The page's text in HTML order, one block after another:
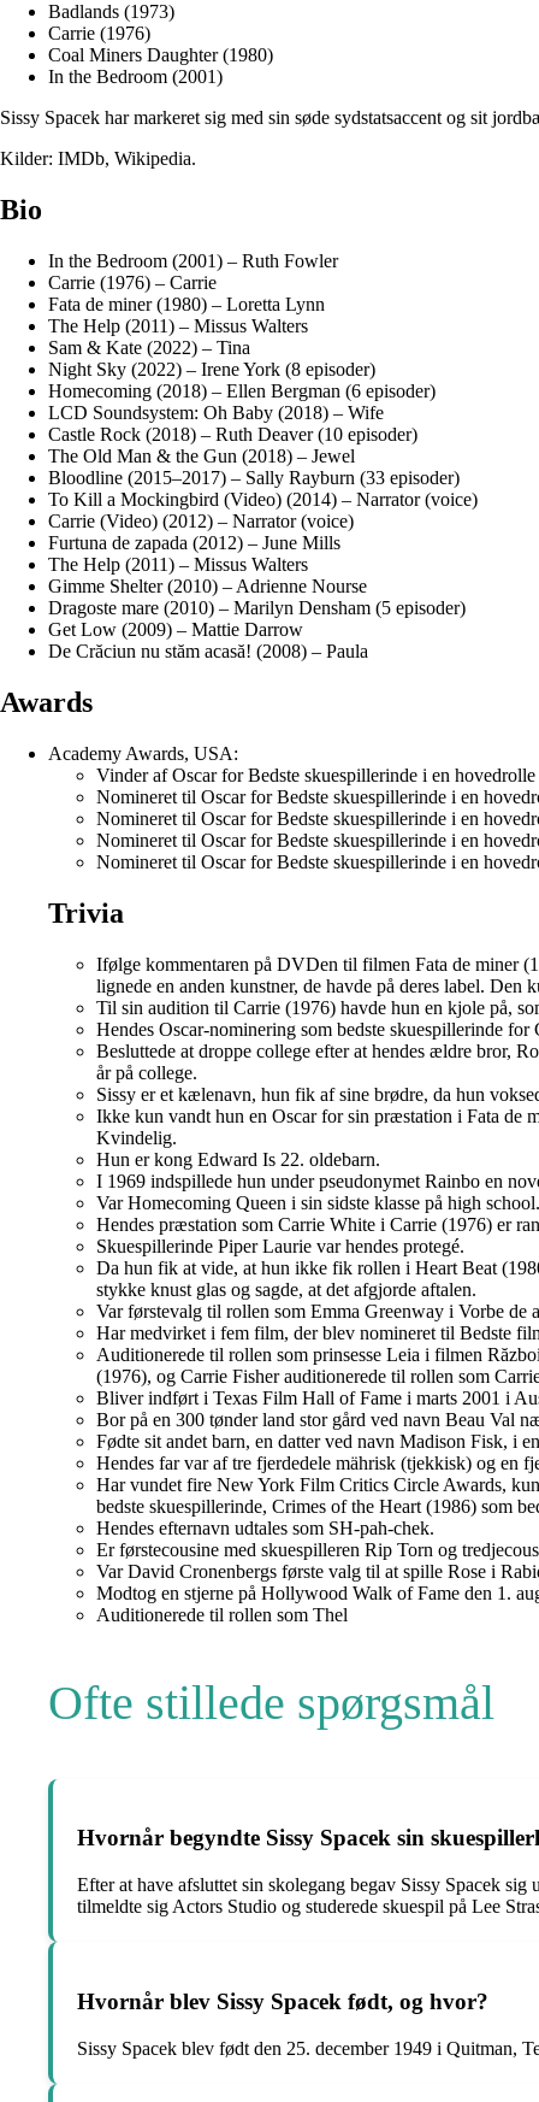
Badlands (1973)
Carrie (1976)
Coal Miners Daughter (1980)
In the Bedroom (2001)
Sissy Spacek har markeret sig med sin søde sydstatsaccent og sit
Kilder: IMDb, Wikipedia.
Bio
In the Bedroom (2001) – Ruth Fowler
Carrie (1976) – Carrie
Fata de miner (1980) – Loretta Lynn
The Help (2011) – Missus Walters
Sam & Kate (2022) – Tina
Night Sky (2022) – Irene York (8 episoder)
Homecoming (2018) – Ellen Bergman (6 episoder)
LCD Soundsystem: Oh Baby (2018) – Wife
Castle Rock (2018) – Ruth Deaver (10 episoder)
The Old Man & the Gun (2018) – Jewel
Bloodline (2015–2017) – Sally Rayburn (33 episoder)
To Kill a Mockingbird (Video) (2014) – Narrator (voice)
Carrie (Video) (2012) – Narrator (voice)
Furtuna de zapada (2012) – June Mills
The Help (2011) – Missus Walters
Gimme Shelter (2010) – Adrienne Nourse
Dragoste mare (2010) – Marilyn Densham (5 episoder)
Get Low (2009) – Mattie Darrow
De Crăciun nu stăm acasă! (2008) – Paula
Awards
Academy Awards, USA:
Vinder af Oscar for Bedste skuespillerinde i en
Nomineret til Oscar for Bedste skuespillerinde i en
Nomineret til Oscar for Bedste skuespillerinde i en
Nomineret til Oscar for Bedste skuespillerinde i en
Nomineret til Oscar for Bedste skuespillerinde i en
Trivia
Ifølge kommentaren på DVDen til filmen Fata de miner
lignede en anden kunstner, de havde på deres label. Den
Til sin audition til Carrie (1976) havde hun en kjole på,
Hendes Oscar-nominering som bedste skuespillerinde
Besluttede at droppe college efter at hendes ældre bror,
år på college.
Sissy er et kælenavn, hun fik af sine brødre, da hun
Ikke kun vandt hun en Oscar for sin præstation i Fata de
Kvindelig.
Hun er kong Edward Is 22. oldebarn.
I 1969 indspillede hun under pseudonymet Rainbo en
Var Homecoming Queen i sin sidste klasse på high school.
Hendes præstation som Carrie White i Carrie (1976) er
Skuespillerinde Piper Laurie var hendes protegé.
Da hun fik at vide, at hun ikke fik rollen i Heart Beat
stykke knust glas og sagde, at det afgjorde aftalen.
Var førstevalg til rollen som Emma Greenway i Vorbe de
Har medvirket i fem film, der blev nomineret til Bedste
Auditionerede til rollen som prinsesse Leia i filmen
(1976), og Carrie Fisher auditionerede til rollen som
Bliver indført i Texas Film Hall of Fame i marts 2001 i
Bor på en 300 tønder land stor gård ved navn Beau Val
Fødte sit andet barn, en datter ved navn Madison Fisk, i
Hendes far var af tre fjerdedele mährisk (tjekkisk) og en
Har vundet fire New York Film Critics Circle Awards,
bedste skuespillerinde, Crimes of the Heart (1986) som
Hendes efternavn udtales som SH-pah-chek.
Er førstecousine med skuespilleren Rip Torn og
Var David Cronenbergs første valg til at spille Rose i
Modtog en stjerne på Hollywood Walk of Fame den 1.
Auditionerede til rollen som Thel
Ofte stillede spørgsmål
Hvornår begyndte Sissy Spacek sin
Efter at have afsluttet sin skolegang begav Sissy Spacek
tilmeldte sig Actors Studio og studerede skuespil på Lee
Hvornår blev Sissy Spacek født, og hvor?
Sissy Spacek blev født den 25. december 1949 i Quitman,